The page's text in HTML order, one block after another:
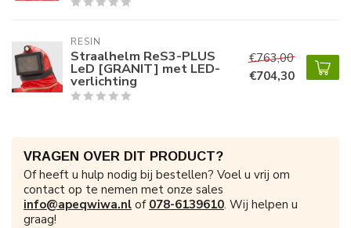
RESIN
Straalhelm ReS3-PLUS
LeD [GRANIT] met LED-
verlichting
€763,00
€704,30
VRAGEN OVER DIT PRODUCT?
Of heeft u hulp nodig bij bestellen? Voel u vrij om
contact op te nemen met onze sales
info@apeqwiwa.nl of 078-6139610. Wij helpen u
graag!